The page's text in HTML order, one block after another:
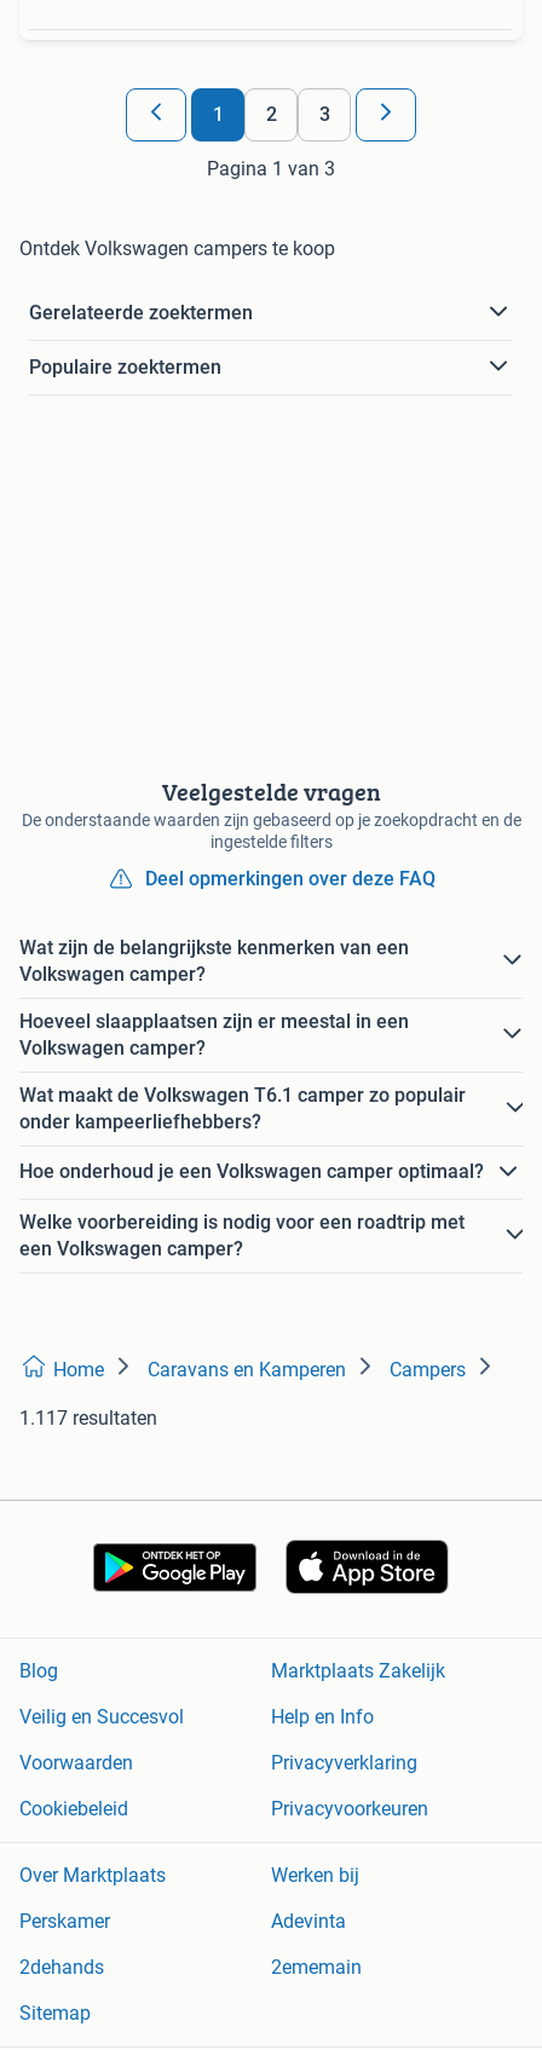
1 2 3
Pagina 1 van 3
Ontdek Volkswagen campers te koop
Gerelateerde zoektermen
Populaire zoektermen
Veelgestelde vragen
De onderstaande waarden zijn gebaseerd op je zoekopdracht en de
ingestelde filters
Deel opmerkingen over deze FAQ
Wat zijn de belangrijkste kenmerken van een
Volkswagen camper?
Hoeveel slaapplaatsen zijn er meestal in een
Volkswagen camper?
Wat maakt de Volkswagen T6.1 camper zo populair
onder kampeerliefhebbers?
Hoe onderhoud je een Volkswagen camper optimaal?
Welke voorbereiding is nodig voor een roadtrip met
een Volkswagen camper?
Home Caravans en Kamperen Campers
1.117 resultaten
Blog
Marktplaats Zakelijk
Veilig en Succesvol
Help en Info
Voorwaarden
Privacyverklaring
Cookiebeleid
Privacyvoorkeuren
Over Marktplaats
Werken bij
Perskamer
Adevinta
2dehands
2ememain
Sitemap